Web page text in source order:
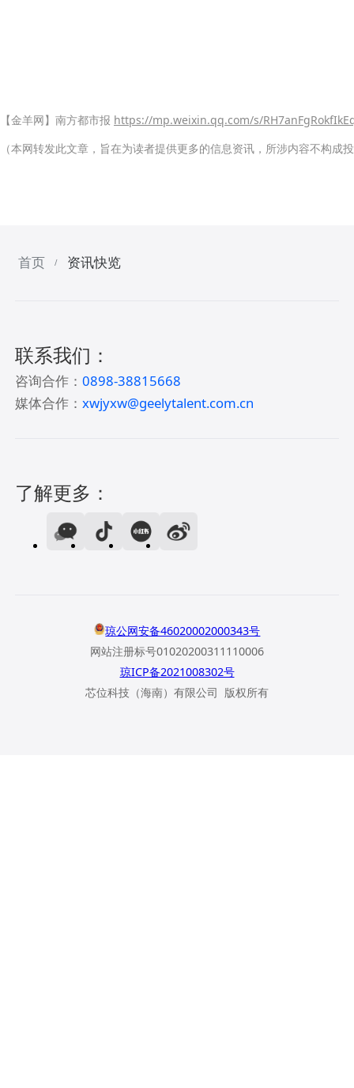
【金羊网】南方都市报 https://mp.weixin.qq.com/s/
（本网转发此文章，旨在为读者提供更多的信息资讯，所涉内容不构
首页 / 资讯快览
联系我们：
咨询合作：0898-38815668
媒体合作：xwjyxw@geelytalent.com.cn
了解更多：
琼公网安备46020002000343号
网站注册标号01020200311110006
琼ICP备2021008302号
芯位科技（海南）有限公司 版权所有